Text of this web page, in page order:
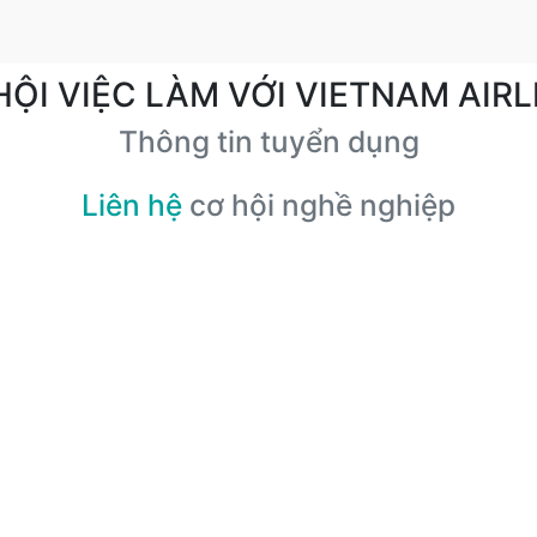
VIỆC LÀM VỚI VIETNAM
Thông tin tuyển dụng
Liên hệ cơ hội nghề nghiệp